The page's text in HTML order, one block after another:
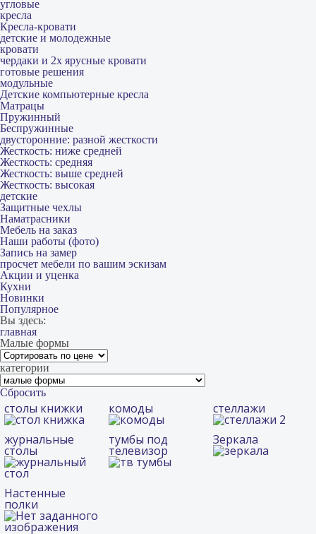
угловые
кресла
Кресла-кровати
детские и молодежные
кровати
чердаки и 2х ярусные кровати
готовые решения
модульные
Детские компьютерные кресла
Матрацы
Пружинный
Беспружинные
двусторонние: разной жесткости
Жесткость: ниже средней
Жесткость: средняя
Жесткость: выше средней
Жесткость: высокая
детские
Защитные чехлы
Наматрасники
Мебель на заказ
Наши работы (фото)
Запись на замер
просчет мебели по вашим эскизам
Акции и уценка
Кухни
Новинки
Популярное
Вы здесь:
главная
Малые формы
категории
Сбросить
столы книжки комоды
стеллажи
журнальные
столы
тумбы под
телевизор
Зеркала
Настенные
полки